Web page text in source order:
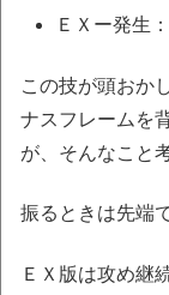
ＥＸー発生
この技が頭おか
ナスフレームを
が、そんなこと
振るときは先端
ＥＸ版は攻め継